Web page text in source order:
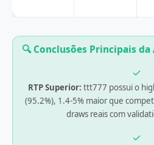
🔍 Conclusões Principais
✓
RTP Superior: ttt777 possui o
(95.2%), 1.4-5% maior que
draws reais com
✓